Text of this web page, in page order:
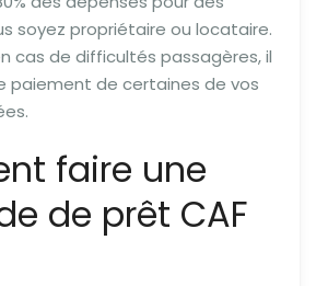
soyez propriétaire ou locataire.
cas de difficultés passagères, il
paiement de certaines de vos
faire une
de prêt CAF